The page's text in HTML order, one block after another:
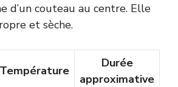
d’un couteau au centre. Elle
et sèche.
Température
Durée
approximative